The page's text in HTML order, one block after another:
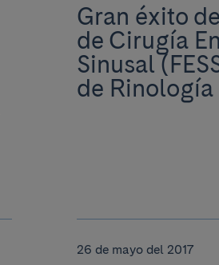
Gran éxito
de Cirugía
Sinusal
de Rinología
26 de mayo del 2017